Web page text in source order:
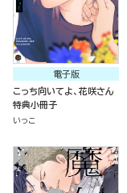
電子版
こっち向いてよ、花咲さん
特典小冊子
いっこ